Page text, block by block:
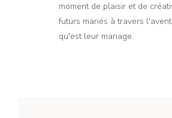
moment de plaisir et de
futurs mariés à travers
qu'est leur mariage.